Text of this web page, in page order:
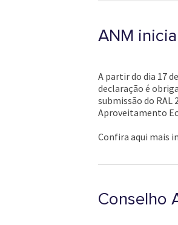
ANM
A partir do dia 17
declaração é
submissão do
Aproveitamento
Confira aqui mais
Conselho